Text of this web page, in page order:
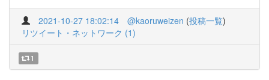
2021-10-27 18:02:14 @kaoruweizen (投稿一覧)
リツイート・ネットワーク (1)
1